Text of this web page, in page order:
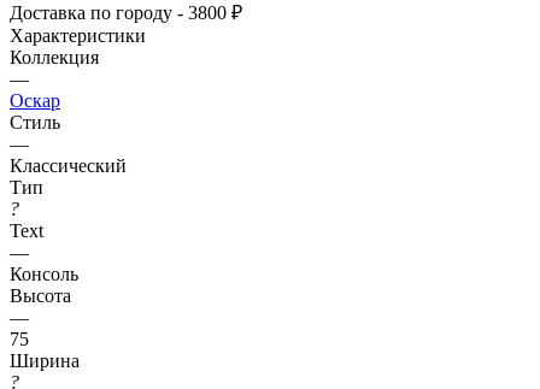
Доставка по городу - 3800 ₽
Характеристики
Коллекция
—
Оскар
Стиль
—
Классический
Тип
?
Text
—
Консоль
Высота
—
75
Ширина
?